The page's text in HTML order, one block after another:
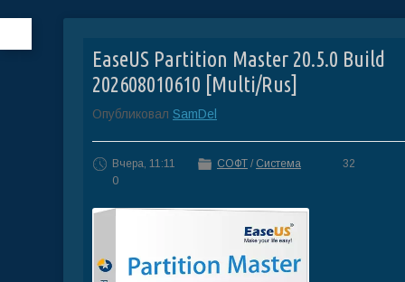
EaseUS Partition Master 20.5.0 Build
202608010610 [Multi/Rus]
Опубликовал SamDel
Вчера, 11:11 СОФТ / Система
32
0